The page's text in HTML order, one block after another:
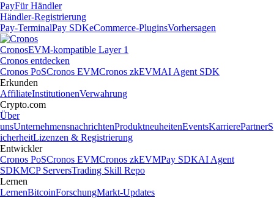
PayFür Händler
Händler-Registrierung
Pay-TerminalPay SDKeCommerce-PluginsVorhersagen
CronosEVM-kompatible Layer 1
Cronos entdecken
Cronos PoSCronos EVMCronos zkEVMAI Agent SDK
Erkunden
AffiliateInstitutionenVerwahrung
Crypto.com
Über
unsUnternehmensnachrichtenProduktneuheitenEventsKarrierePartnerS
icherheitLizenzen & Registrierung
Entwickler
Cronos PoSCronos EVMCronos zkEVMPay SDKAI Agent
SDKMCP ServersTrading Skill Repo
Lernen
LernenBitcoinForschungMarkt-Updates